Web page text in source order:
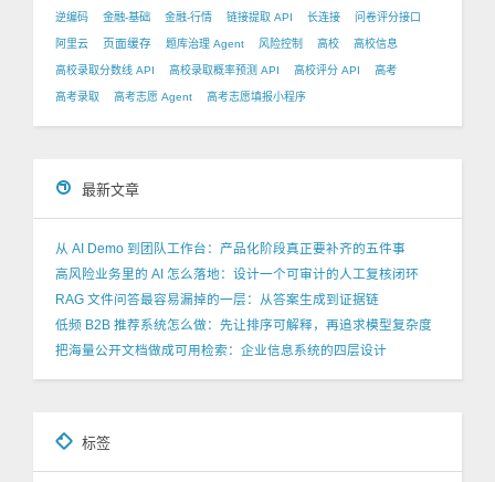
逆编码 金融-基础 金融-行情 链接提取 API 长连接 问卷评分接口
阿里云 页面缓存 题库治理 Agent 风险控制 高校 高校信息
高校录取分数线 API 高校录取概率预测 API 高校评分 API 高考
高考录取 高考志愿 Agent 高考志愿填报小程序
最新文章
从 AI Demo 到团队工作台：产品化阶段真正要补齐的五件事
高风险业务里的 AI 怎么落地：设计一个可审计的人工复核闭环
RAG 文件问答最容易漏掉的一层：从答案生成到证据链
低频 B2B 推荐系统怎么做：先让排序可解释，再追求模型复杂度
把海量公开文档做成可用检索：企业信息系统的四层设计
标签